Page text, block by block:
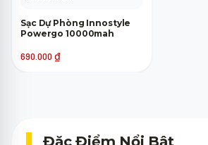
Sạc Dự Phòng Innostyle
Powergo 10000mah
690.000 ₫
Đặc Điểm Nổi Bật